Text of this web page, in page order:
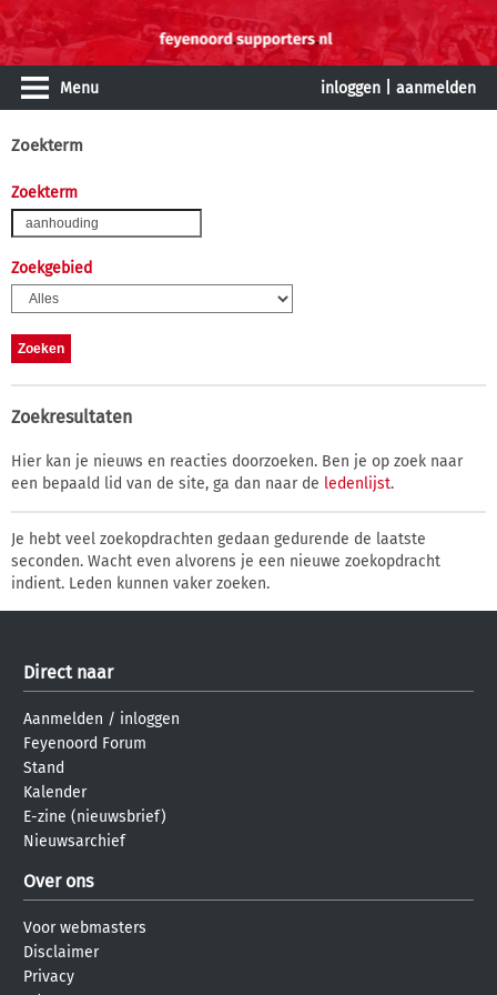
Menu inloggen aanmelden
Zoekterm
Zoekterm
Zoekgebied
Zoekresultaten
Hier kan je nieuws en reacties doorzoeken. Ben je op zoek naar
een bepaald lid van de site, ga dan naar de ledenlijst.
Je hebt veel zoekopdrachten gedaan gedurende de laatste
seconden. Wacht even alvorens je een nieuwe zoekopdracht
indient. Leden kunnen vaker zoeken.
Direct naar
Aanmelden / inloggen
Feyenoord Forum
Stand
Kalender
E-zine (nieuwsbrief)
Nieuwsarchief
Over ons
Voor webmasters
Disclaimer
Privacy